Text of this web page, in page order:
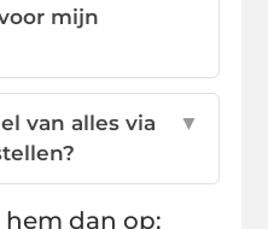
mijn
van alles via
▼
hem dan op: